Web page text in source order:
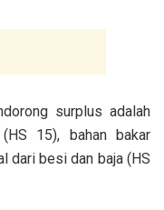
surplus adalah
15), bahan bakar
dari besi dan baja (HS